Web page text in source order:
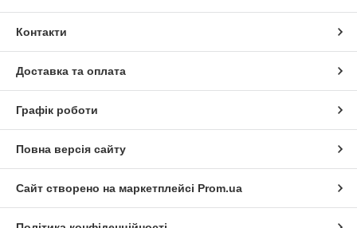
Контакти
Доставка та оплата
Графік роботи
Повна версія сайту
Сайт створено на маркетплейсі Prom.ua